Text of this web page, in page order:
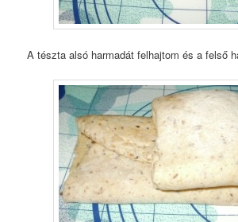
A tészta alsó harmadát felhajtom és a felső